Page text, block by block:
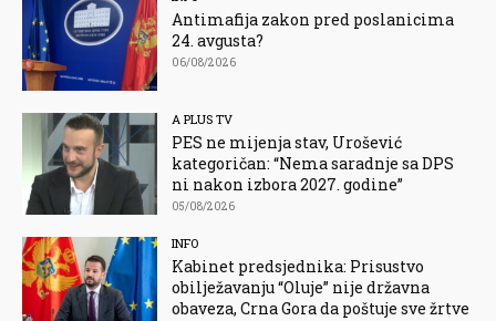
Antimafija zakon pred poslanicima
24. avgusta?
06/08/2026
A PLUS TV
PES ne mijenja stav, Urošević
kategoričan: “Nema saradnje sa DPS
ni nakon izbora 2027. godine”
05/08/2026
INFO
Kabinet predsjednika: Prisustvo
obilježavanju “Oluje” nije državna
obaveza, Crna Gora da poštuje sve žrtve